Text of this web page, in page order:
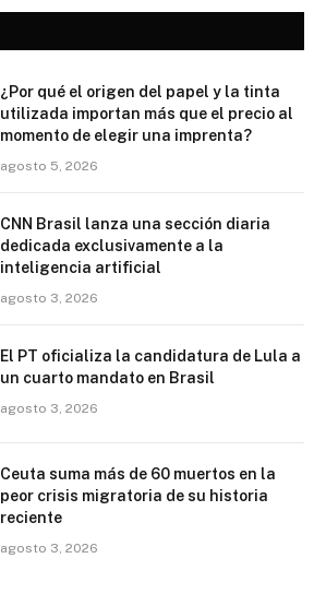
¿Por qué el origen del papel y la tinta
utilizada importan más que el precio al
momento de elegir una imprenta?
agosto 5, 2026
CNN Brasil lanza una sección diaria
dedicada exclusivamente a la
inteligencia artificial
agosto 3, 2026
El PT oficializa la candidatura de Lula a
un cuarto mandato en Brasil
agosto 3, 2026
Ceuta suma más de 60 muertos en la
peor crisis migratoria de su historia
reciente
agosto 3, 2026